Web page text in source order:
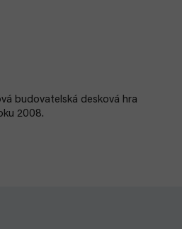
budovatelská desková hra
2008.